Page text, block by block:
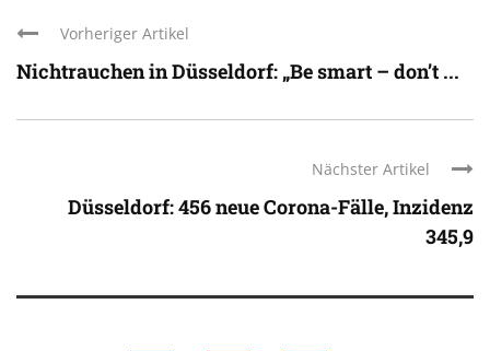
Vorheriger Artikel
Nichtrauchen in Düsseldorf: „Be smart – don’t ...
Nächster Artikel
Düsseldorf: 456 neue Corona-Fälle, Inzidenz
345,9